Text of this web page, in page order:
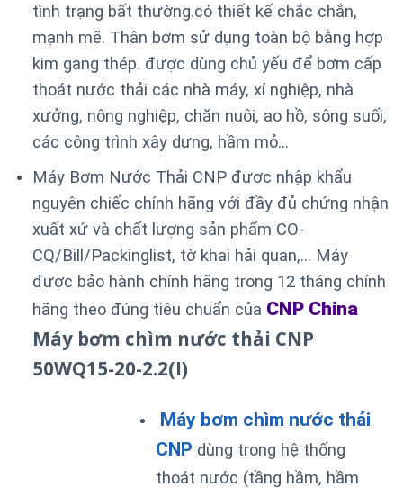
tình trạng bất thường.có thiết kế chắc chắn,
mạnh mẽ. Thân bơm sử dụng toàn bộ bằng hợp
kim gang thép. được dùng chủ yếu để bơm cấp
thoát nước thải các nhà máy, xí nghiệp, nhà
xưởng, nông nghiệp, chăn nuôi, ao hồ, sông suối,
các công trình xây dựng, hầm mỏ…
Máy Bơm Nước Thải CNP được nhập khẩu
nguyên chiếc chính hãng với đầy đủ chứng nhận
xuất xứ và chất lượng sản phẩm CO-
CQ/Bill/Packinglist, tờ khai hải quan,… Máy
được bảo hành chính hãng trong 12 tháng chính
hãng theo đúng tiêu chuẩn của CNP China
Máy bơm chìm nước thải CNP
50WQ15-20-2.2(I)
Máy bơm chìm nước thải
CNP dùng trong hệ thống
thoát nước (tầng hầm, hầm